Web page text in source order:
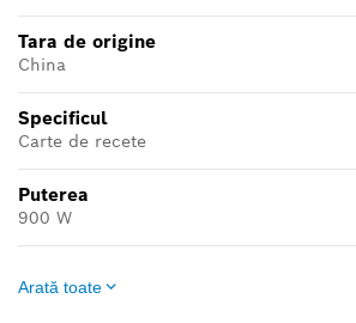
Tara de origine
China
Specificul
Carte de recete
Puterea
900 W
Arată toate